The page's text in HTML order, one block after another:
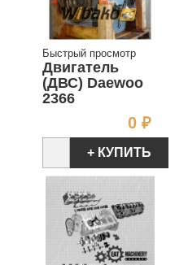
Быстрый просмотр
Двигатель
(ДВС) Daewoo
2366
0 ₽
+ КУПИТЬ